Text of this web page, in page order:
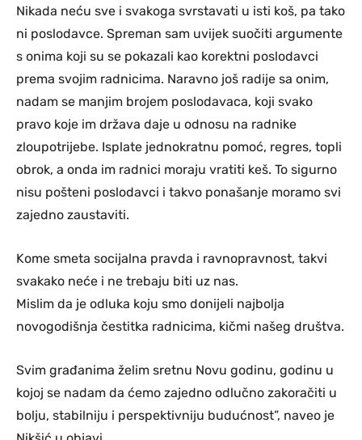
Nikada neću sve i svakoga svrstavati u isti koš, pa tako
ni poslodavce. Spreman sam uvijek suočiti argumente
s onima koji su se pokazali kao korektni poslodavci
prema svojim radnicima. Naravno još radije sa onim,
nadam se manjim brojem poslodavaca, koji svako
pravo koje im država daje u odnosu na radnike
zloupotrijebe. Isplate jednokratnu pomoć, regres, topli
obrok, a onda im radnici moraju vratiti keš. To sigurno
nisu pošteni poslodavci i takvo ponašanje moramo svi
zajedno zaustaviti.
Kome smeta socijalna pravda i ravnopravnost, takvi
svakako neće i ne trebaju biti uz nas.
Mislim da je odluka koju smo donijeli najbolja
novogodišnja čestitka radnicima, kičmi našeg društva.
Svim građanima želim sretnu Novu godinu, godinu u
kojoj se nadam da ćemo zajedno odlučno zakoračiti u
bolju, stabilniju i perspektivniju budućnost”, naveo je